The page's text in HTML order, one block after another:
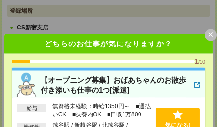
どちらのお仕事が気になりますか？
1/10
【オープニング募集】おばあちゃんのお散歩
付き添いも仕事の1つ[派遣]
給与
無資格未経験：時給1350円～ ■週払
いOK ■扶養内OK ■日収1万800円
以上
越谷駅 / 新越谷駅 / 北越谷駅 / … 気になる!
×
登録場所
CS新宿支店
東京都新宿区西新宿 1-6-1 新宿エルタワー 17F
TEL：0120-659-458
MAIL：CS_SHINJUKU@manpowergroup.jp
担当：採用担当
CS立川支店
〒190-0012
東京都立川市曙町2-34-7 ファーレイーストビル 8F
TEL：0120-659-460
MAIL：CS_TACHIKAWA@manpowergroup.jp